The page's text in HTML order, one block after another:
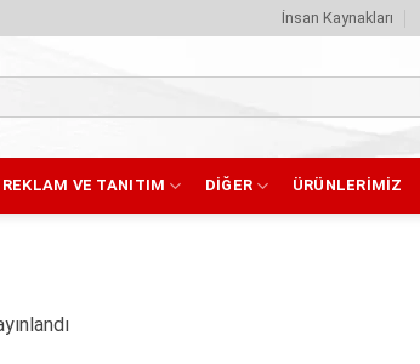
İnsan Kaynakları
REKLAM VE TANITIM DIĞER ÜRÜNLERIMIZ